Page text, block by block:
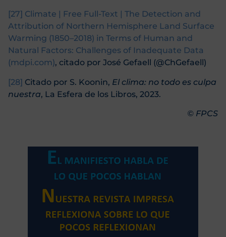
[27] Climate | Free Full-Text | The Detection and
Attribution of Northern Hemisphere Land Surface
Warming (1850–2018) in Terms of Human and
Natural Factors: Challenges of Inadequate Data
(mdpi.com), citado por José Gefaell (@ChGefaell)
[28] Citado por S. Koonin, El clima: no todo es culpa
nuestra, La Esfera de los Libros, 2023.
© FPCS